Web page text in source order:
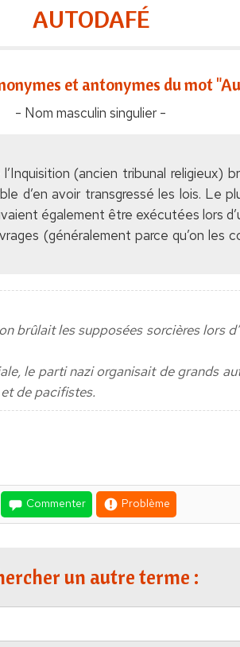
AUTODAFÉ
et antonymes du mot
- Nom masculin singulier -
(ancien tribunal religieux)
d’en avoir transgressé les lois. Le
également être exécutées lors
(généralement parce qu’on les
brûlait les supposées sorcières lors
le parti nazi organisait de grands
de pacifistes.
Commenter Problème
un autre terme :